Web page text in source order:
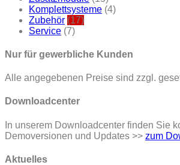
Komplettsysteme (4)
Zubehör (17)
Service (7)
Nur für gewerbliche Kunden
Alle angegebenen Preise sind zzgl.
Downloadcenter
In unserem Downloadcenter finden Sie
Demoversionen und Updates >> zum
Aktuelles